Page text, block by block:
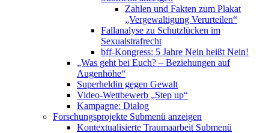
Zahlen und Fakten zum Plakat
„Vergewaltigung Verurteilen“
Fallanalyse zu Schutzlücken im
Sexualstrafrecht
bff-Kongress: 5 Jahre Nein heißt Nein!
„Was geht bei Euch? – Beziehungen auf
Augenhöhe“
Superheldin gegen Gewalt
Video-Wettbewerb „Step up“
Kampagne: Dialog
Forschungsprojekte Submenü anzeigen
Kontextualisierte Traumaarbeit Submenü